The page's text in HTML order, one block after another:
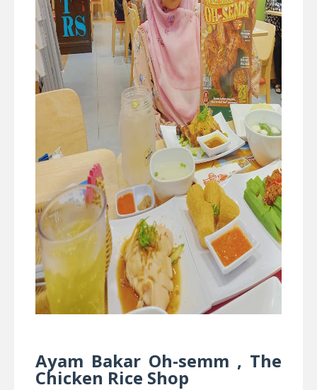
Ayam Bakar Oh-semm , The
Chicken Rice Shop